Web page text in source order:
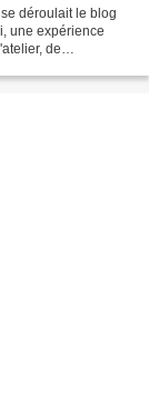
déroulait le blog
une expérience
de